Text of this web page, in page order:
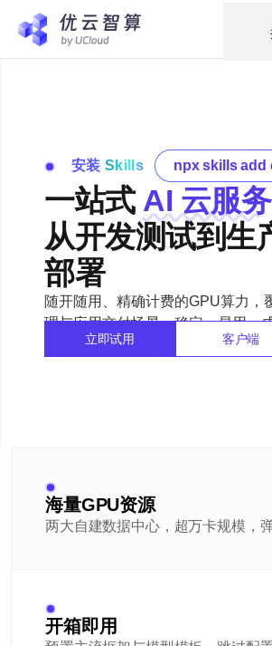
安装 Skills npx skills add
一站式 AI 云服务
从开发测试到生
部署
随开随用、精确计费的GPU算力，
理与应用交付场景，稳定、易用、
立即试用
客户端
海量GPU资源
两大自建数据中心，超万卡规模，
开箱即用